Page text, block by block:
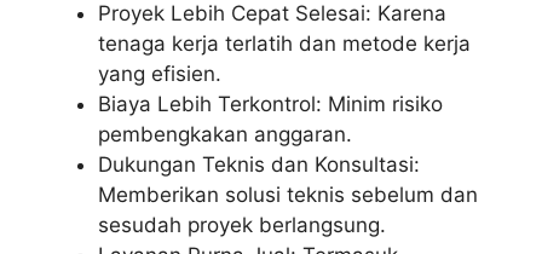
Proyek Lebih Cepat Selesai: Karena
tenaga kerja terlatih dan metode kerja
yang efisien.
Biaya Lebih Terkontrol: Minim risiko
pembengkakan anggaran.
Dukungan Teknis dan Konsultasi:
Memberikan solusi teknis sebelum dan
sesudah proyek berlangsung.